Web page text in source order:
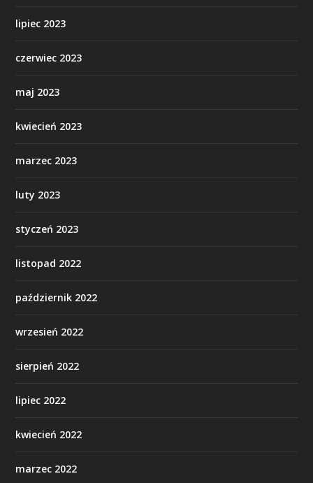
lipiec 2023
czerwiec 2023
maj 2023
kwiecień 2023
marzec 2023
luty 2023
styczeń 2023
listopad 2022
październik 2022
wrzesień 2022
sierpień 2022
lipiec 2022
kwiecień 2022
marzec 2022